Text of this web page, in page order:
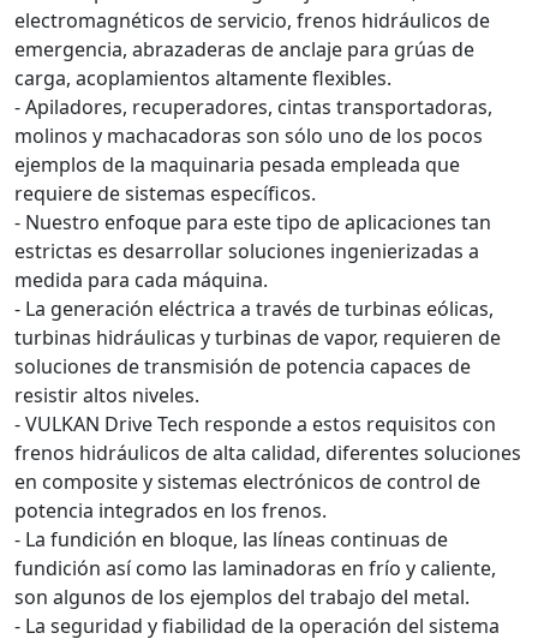
electromagnéticos de servicio, frenos hidráulicos de
emergencia, abrazaderas de anclaje para grúas de
carga, acoplamientos altamente flexibles.
- Apiladores, recuperadores, cintas transportadoras,
molinos y machacadoras son sólo uno de los pocos
ejemplos de la maquinaria pesada empleada que
requiere de sistemas específicos.
- Nuestro enfoque para este tipo de aplicaciones tan
estrictas es desarrollar soluciones ingenierizadas a
medida para cada máquina.
- La generación eléctrica a través de turbinas eólicas,
turbinas hidráulicas y turbinas de vapor, requieren de
soluciones de transmisión de potencia capaces de
resistir altos niveles.
- VULKAN Drive Tech responde a estos requisitos con
frenos hidráulicos de alta calidad, diferentes soluciones
en composite y sistemas electrónicos de control de
potencia integrados en los frenos.
- La fundición en bloque, las líneas continuas de
fundición así como las laminadoras en frío y caliente,
son algunos de los ejemplos del trabajo del metal.
- La seguridad y fiabilidad de la operación del sistema